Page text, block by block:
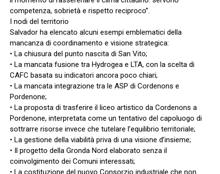
competenza, sobrietà e rispetto reciproco”.
I nodi del territorio
Salvador ha elencato alcuni esempi emblematici della
mancanza di coordinamento e visione strategica:
• La chiusura del punto nascita di San Vito;
• La mancata fusione tra Hydrogea e LTA, con la scelta di
CAFC basata su indicatori ancora poco chiari;
• La mancata integrazione tra le ASP di Cordenons e
Pordenone;
• La proposta di trasferire il liceo artistico da Cordenons a
Pordenone, interpretata come un tentativo del capoluogo di
sottrarre risorse invece che tutelare l’equilibrio territoriale;
• La gestione della viabilità priva di una visione d’insieme;
• Il progetto della Gronda Nord elaborato senza il
coinvolgimento dei Comuni interessati;
• La costituzione del nuovo Consorzio industriale che non